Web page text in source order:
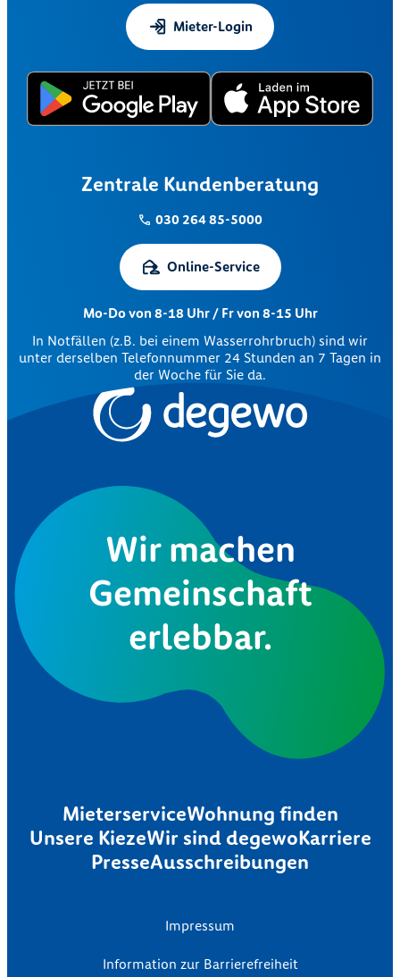
Mieter-Login
Zentrale Kundenberatung
030 264 85-5000
Online-Service
Mo-Do von 8-18 Uhr / Fr von 8-15 Uhr
In Notfällen (z.B. bei einem Wasserrohrbruch) sind wir
unter derselben Telefonnummer 24 Stunden an 7 Tagen in
der Woche für Sie da.
Wir machen
Gemeinschaft
erlebbar.
MieterserviceWohnung finden
Unsere KiezeWir sind degewoKarriere
PresseAusschreibungen
Impressum
Information zur Barrierefreiheit